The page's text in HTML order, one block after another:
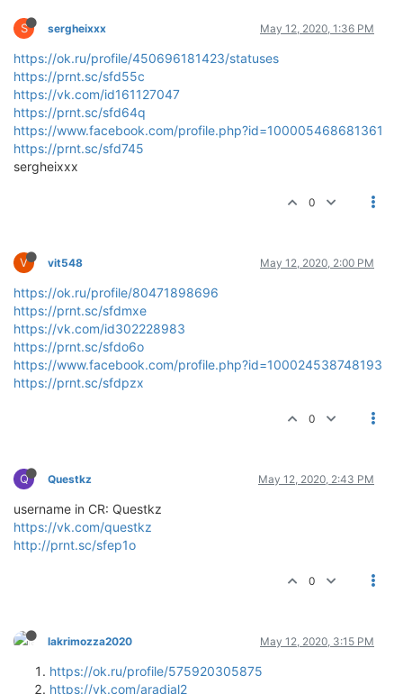
S sergheixxx May 12, 2020, 1:36 PM
https://ok.ru/profile/450696181423/statuses
https://prnt.sc/sfd55c
https://vk.com/id161127047
https://prnt.sc/sfd64q
https://www.facebook.com/profile.php?id=100005468681361
https://prnt.sc/sfd745
sergheixxx
0
V vit548 May 12, 2020, 2:00 PM
https://ok.ru/profile/80471898696
https://prnt.sc/sfdmxe
https://vk.com/id302228983
https://prnt.sc/sfdo6o
https://www.facebook.com/profile.php?id=100024538748193
https://prnt.sc/sfdpzx
0
Q Questkz May 12, 2020, 2:43 PM
username in CR: Questkz
https://vk.com/questkz
http://prnt.sc/sfep1o
0
lakrimozza2020 May 12, 2020, 3:15 PM
https://ok.ru/profile/575920305875
https://vk.com/aradial2